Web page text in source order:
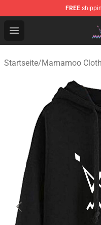
FREE
Open menu
Mamamoo Store -
Startseite/Mamamoo Cloth